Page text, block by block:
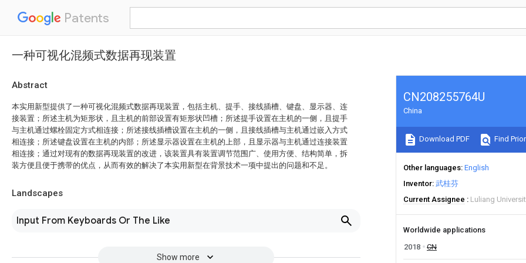
Patents
一种可视化混频式数据再现装置
Abstract
本实用新型提供了一种可视化混频式数据再现装置，包括主机、提手、接线插槽、键盘、显示器、连
接装置；所述主机为矩形状，且主机的前部设置有矩形状凹槽；所述提手设置在主机的一侧，且提手
与主机通过螺栓固定方式相连接；所述接线插槽设置在主机的一侧，且接线插槽与主机通过嵌入方式
相连接；所述键盘设置在主机的内部；所述显示器设置在主机的上部，且显示器与主机通过连接装置
相连接；通过对现有的数据再现装置的改进，该装置具有装置调节范围广、使用方便、结构简单，拆
装方便且便于携带的优点，从而有效的解决了本实用新型在背景技术一项中提出的问题和不足。
Landscapes
Input From Keyboards Or The Like
Show more
CN208255764U
China
Download PDF Find
Other languages English
Inventor 武桂芬
Current Assignee
Luliang
Worldwide applications
2018
CN